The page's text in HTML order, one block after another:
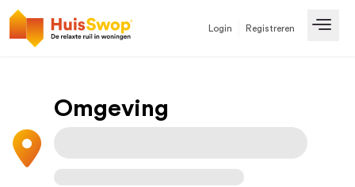
Login Registreren
Omgeving